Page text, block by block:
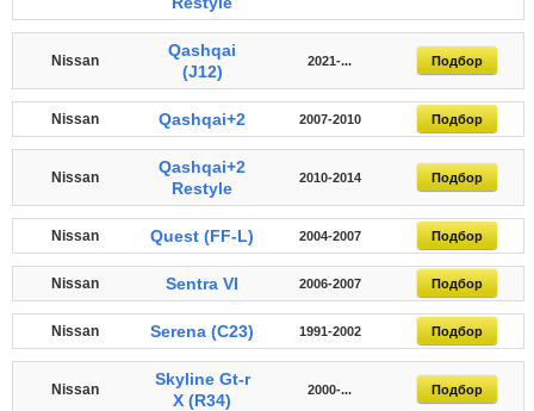
Nissan
Qashqai
(J12)
2021-... Подбор
Nissan Qashqai+2 2007-2010 Подбор
Nissan
Qashqai+2
Restyle
2010-2014 Подбор
Nissan Quest (FF-L) 2004-2007 Подбор
Nissan Sentra VI 2006-2007 Подбор
Nissan Serena (C23) 1991-2002 Подбор
Nissan
Skyline Gt-r
X (R34)
2000-... Подбор